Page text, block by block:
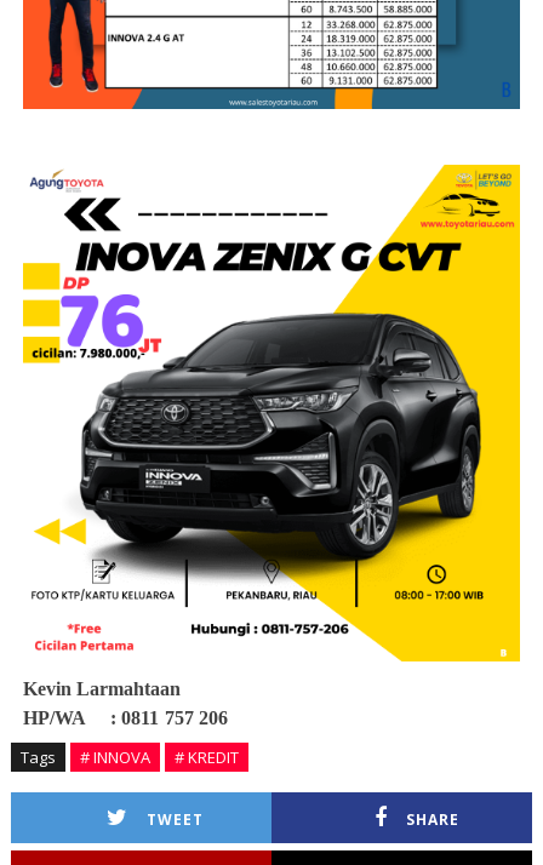
Kevin Larmahtaan
HP/WA : 0811 757 206
Tags # INNOVA # KREDIT
TWEET SHARE